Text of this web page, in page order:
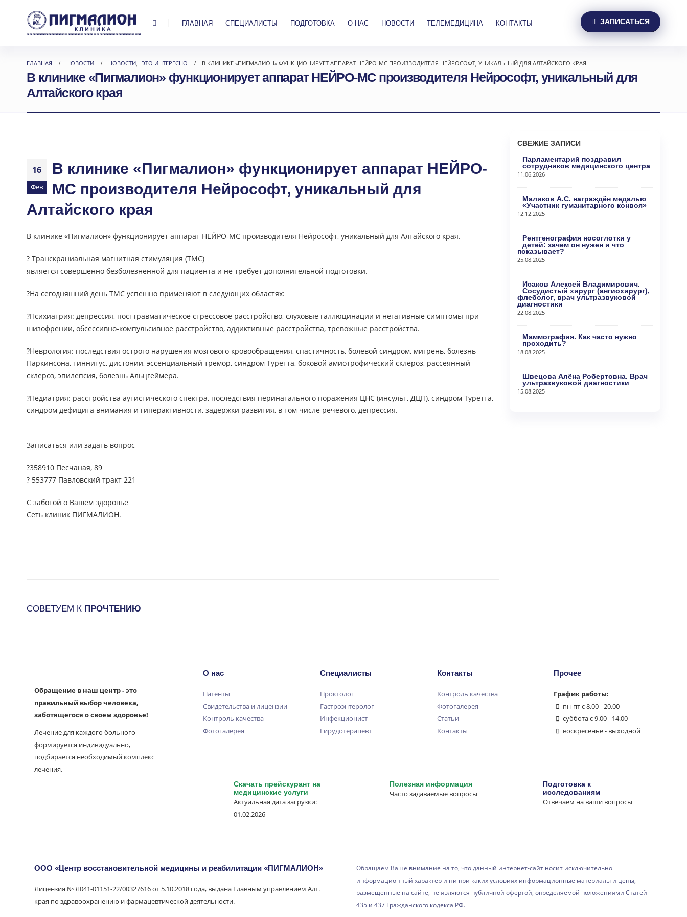
ГЛАВНАЯ СПЕЦИАЛИСТЫ ПОДГОТОВКА О НАС НОВОСТИ ТЕЛЕМЕДИЦИНА КОНТАКТЫ ЗАПИСАТЬСЯ
ГЛАВНАЯ НОВОСТИ НОВОСТИ, ЭТО ИНТЕРЕСНО В КЛИНИКЕ «ПИГМАЛИОН» ФУНКЦИОНИРУЕТ АППАРАТ НЕЙРО-МС ПРОИЗВОДИТЕЛЯ НЕЙРОСОФТ, УНИКАЛЬНЫЙ ДЛЯ АЛТАЙСКОГО КРАЯ
В клинике «Пигмалион» функционирует аппарат НЕЙРО-МС производителя Нейрософт, уникальный для
Алтайского края
16
Фев
В клинике «Пигмалион» функционирует аппарат НЕЙРО-
МС производителя Нейрософт, уникальный для
Алтайского края
В клинике «Пигмалион» функционирует аппарат НЕЙРО-МС производителя Нейрософт, уникальный для Алтайского края.
? Транскраниальная магнитная стимуляция (ТМС)
является совершенно безболезненной для пациента и не требует дополнительной подготовки.
?На сегодняшний день ТМС успешно применяют в следующих областях:
?Психиатрия: депрессия, посттравматическое стрессовое расстройство, слуховые галлюцинации и негативные симптомы при
шизофрении, обсессивно-компульсивное расстройство, аддиктивные расстройства, тревожные расстройства.
?Неврология: последствия острого нарушения мозгового кровообращения, спастичность, болевой синдром, мигрень, болезнь
Паркинсона, тиннитус, дистонии, эссенциальный тремор, синдром Туретта, боковой амиотрофический склероз, рассеянный
склероз, эпилепсия, болезнь Альцгеймера.
?Педиатрия: расстройства аутистического спектра, последствия перинатального поражения ЦНС (инсульт, ДЦП), синдром Туретта,
синдром дефицита внимания и гиперактивности, задержки развития, в том числе речевого, депрессия.
Записаться или задать вопрос
?358910 Песчаная, 89
? 553777 Павловский тракт 221
С заботой о Вашем здоровье
Сеть клиник ПИГМАЛИОН.
СОВЕТУЕМ К ПРОЧТЕНИЮ
СВЕЖИЕ ЗАПИСИ
Парламентарий поздравил
сотрудников медицинского центра
11.06.2026
Маликов А.С. награждён медалью
«Участник гуманитарного конвоя»
12.12.2025
Рентгенография носоглотки у
детей: зачем он нужен и что
показывает?
25.08.2025
Исаков Алексей Владимирович.
Сосудистый хирург (ангиохирург),
флеболог, врач ультразвуковой
диагностики
22.08.2025
Маммография. Как часто нужно
проходить?
18.08.2025
Швецова Алёна Робертовна. Врач
ультразвуковой диагностики
15.08.2025
Обращение в наш центр - это
правильный выбор человека,
заботящегося о своем здоровье!
Лечение для каждого больного
формируется индивидуально,
подбирается необходимый комплекс
лечения.
О нас
Патенты
Свидетельства и лицензии
Контроль качества
Фотогалерея
Специалисты
Проктолог
Гастроэнтеролог
Инфекционист
Гирудотерапевт
Контакты
Контроль качества
Фотогалерея
Статьи
Контакты
Прочее
График работы:
пн-пт с 8.00 - 20.00
суббота с 9.00 - 14.00
воскресенье - выходной
Скачать прейскурант на
медицинские услуги
Актуальная дата загрузки:
01.02.2026
Полезная информация
Часто задаваемые вопросы
Подготовка к
исследованиям
Отвечаем на ваши вопросы
ООО «Центр восстановительной медицины и реабилитации «ПИГМАЛИОН»
Лицензия № Л041-01151-22/00327616 от 5.10.2018 года, выдана Главным управлением Алт.
края по здравоохранению и фармацевтической деятельности.
Обращаем Ваше внимание на то, что данный интернет-сайт носит исключительно
информационный характер и ни при каких условиях информационные материалы и цены,
размещенные на сайте, не являются публичной офертой, определяемой положениями Статей
435 и 437 Гражданского кодекса РФ.